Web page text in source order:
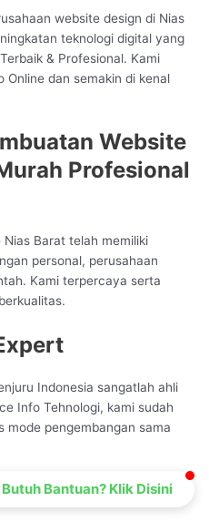
website design di Nias
teknologi digital yang
& Profesional. Kami
Online dan semakin di kenal
Website
Profesional
Barat telah memiliki
personal, perusahaan
Kami terpercaya serta
Indonesia sangatlah ahli
Info Tehnologi, kami sudah
mode pengembangan sama
Butuh Bantuan? Klik Disini